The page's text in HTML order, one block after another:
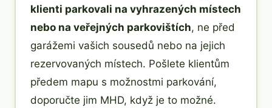
klienti parkovali na vyhrazených místech
nebo na veřejných parkovištích, ne před
garážemi vašich sousedů nebo na jejich
rezervovaných místech. Pošlete klientům
předem mapu s možnostmi parkování,
doporučte jim MHD, když je to možné.